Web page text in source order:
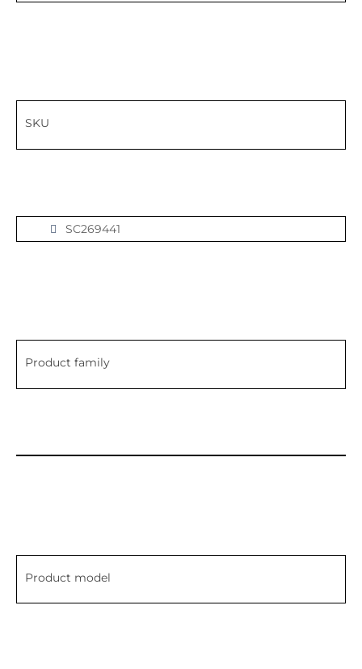
SKU
SC269441
Product family
Product model